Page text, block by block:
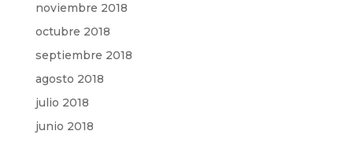
noviembre 2018
octubre 2018
septiembre 2018
agosto 2018
julio 2018
junio 2018